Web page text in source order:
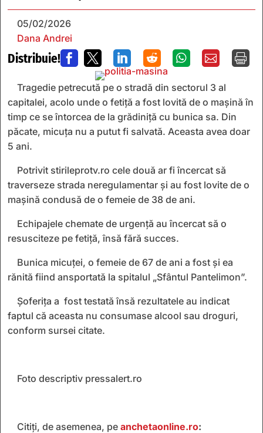
05/02/2026
Dana Andrei
Distribuie!       
Tragedie petrecută pe o stradă din sectorul 3 al
capitalei, acolo unde o fetiță a fost lovită de o mașină în
timp ce se întorcea de la grădiniță cu bunica sa. Din
păcate, micuța nu a putut fi salvată. Aceasta avea doar
5 ani.
Potrivit stirileprotv.ro cele două ar fi încercat să
traverseze strada neregulamentar și au fost lovite de o
mașină condusă de o femeie de 38 de ani.
Echipajele chemate de urgență au încercat să o
resusciteze pe fetiță, însă fără succes.
Bunica micuței, o femeie de 67 de ani a fost și ea
rănită fiind ansportată la spitalul „Sfântul Pantelimon”.
Șoferița a fost testată însă rezultatele au indicat
faptul că aceasta nu consumase alcool sau droguri,
conform sursei citate.
Foto descriptiv pressalert.ro
Citiți, de asemenea, pe anchetaonline.ro: